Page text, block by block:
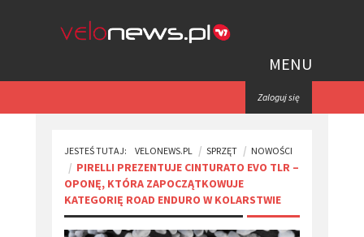
MENU
Zaloguj się
JESTEŚ TUTAJ: VELONEWS.PL SPRZĘT NOWOŚCI
​PIRELLI PREZENTUJE CINTURATO EVO TLR –
OPONĘ, KTÓRA ZAPOCZĄTKOWUJE
KATEGORIĘ ROAD ENDURO W KOLARSTWIE